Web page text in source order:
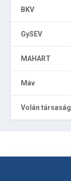
BKV
GySEV
MAHART
Máv
Volán